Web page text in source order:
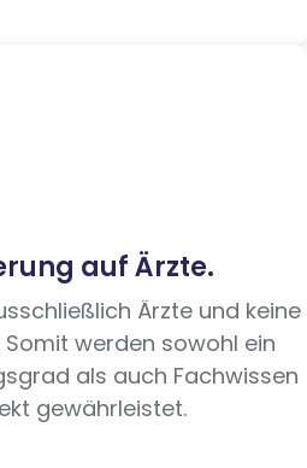
auf Ärzte.
Ärzte und keine
werden sowohl ein
als auch Fachwissen
gewährleistet.